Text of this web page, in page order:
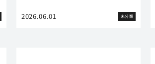
2026.06.01 未分類